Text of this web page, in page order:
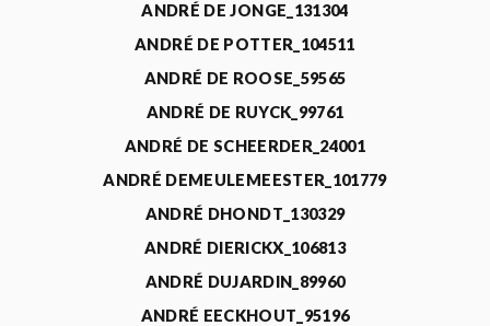
ANDRÉ DE JONGE_131304
ANDRÉ DE POTTER_104511
ANDRÉ DE ROOSE_59565
ANDRÉ DE RUYCK_99761
ANDRÉ DE SCHEERDER_24001
ANDRÉ DEMEULEMEESTER_101779
ANDRÉ DHONDT_130329
ANDRÉ DIERICKX_106813
ANDRÉ DUJARDIN_89960
ANDRÉ EECKHOUT_95196